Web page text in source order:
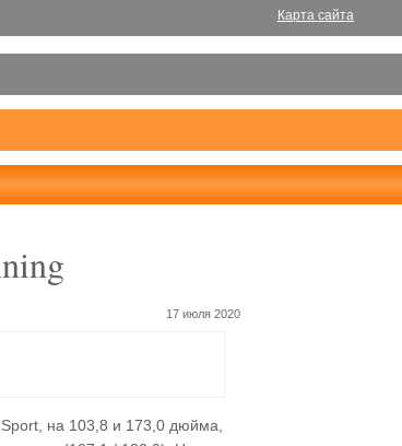
Карта сайта
17 июля 2020
на 103,8 и 173,0 дюйма,